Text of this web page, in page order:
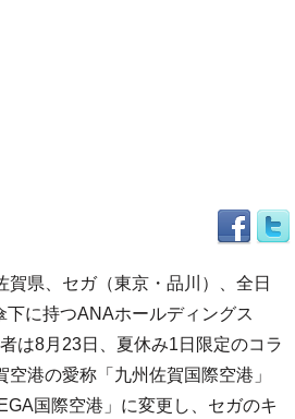
県、セガ（東京・品川）、全日
に持つANAホールディングス
は8月23日、夏休み1日限定のコラ
港の愛称「九州佐賀国際空港」
国際空港」に変更し、セガのキ